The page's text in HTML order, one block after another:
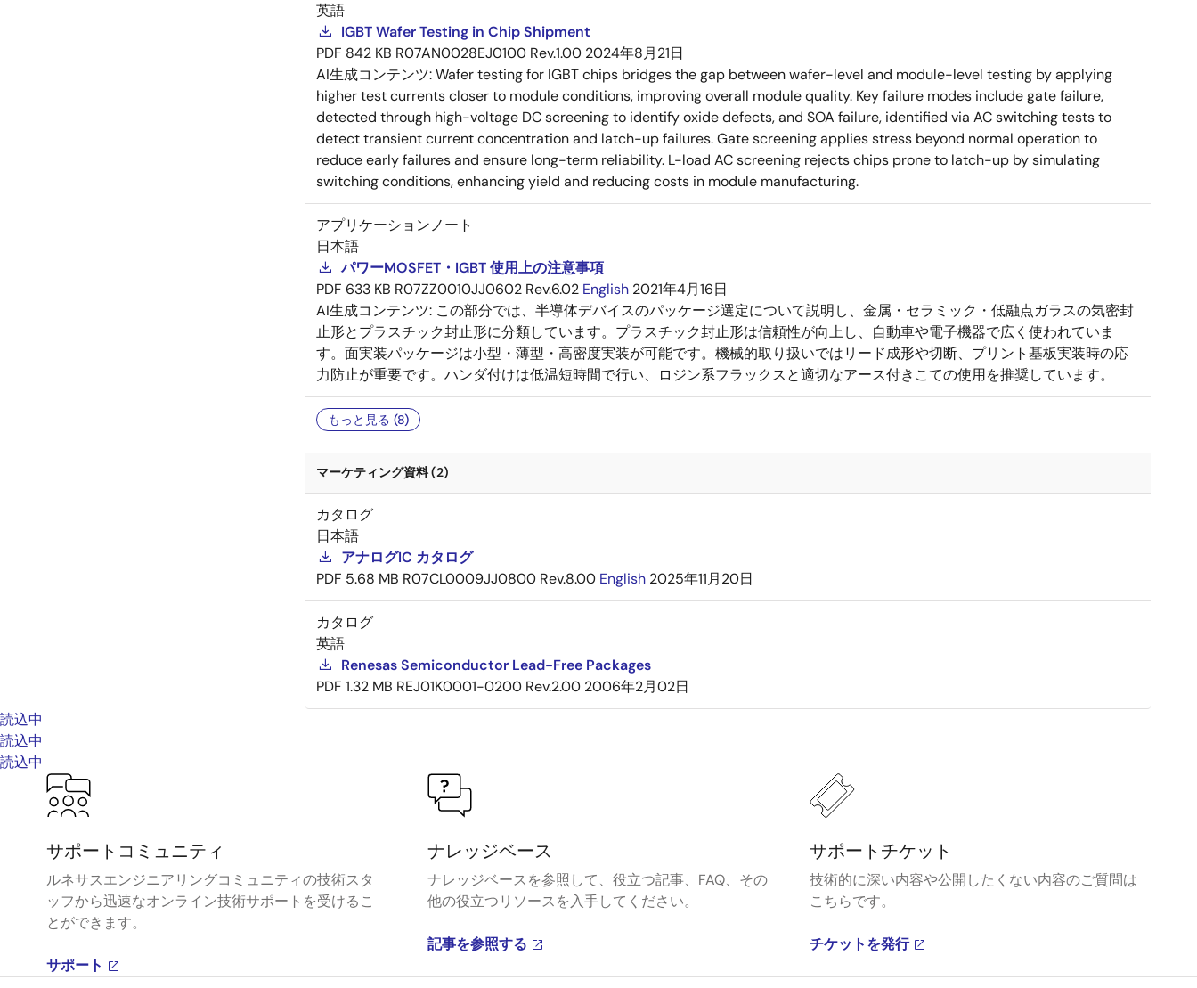
英語
IGBT Wafer Testing in Chip Shipment
PDF 842 KB R07AN0028EJ0100 Rev.1.00 2024年8月21日
AI生成コンテンツ:Wafer testing for IGBT chips bridges the gap between wafer-level and module-level testing by applying
higher test currents closer to module conditions, improving overall module quality. Key failure modes include gate failure,
detected through high-voltage DC screening to identify oxide defects, and SOA failure, identified via AC switching tests to
detect transient current concentration and latch-up failures. Gate screening applies stress beyond normal operation to
reduce early failures and ensure long-term reliability. L-load AC screening rejects chips prone to latch-up by simulating
switching conditions, enhancing yield and reducing costs in module manufacturing.
アプリケーションノート
日本語
パワーMOSFET・IGBT 使用上の注意事項
PDF 633 KB R07ZZ0010JJ0602 Rev.6.02 English 2021年4月16日
AI生成コンテンツ: この部分では、半導体デバイスのパッケージ選定について説明し、金属・セラミック・低融点ガラスの気密封
止形とプラスチック封止形に分類しています。プラスチック封止形は信頼性が向上し、自動車や電子機器で広く使われていま
す。面実装パッケージは小型・薄型・高密度実装が可能です。機械的取り扱いではリード成形や切断、プリント基板実装時の応
力防止が重要です。ハンダ付けは低温短時間で行い、ロジン系フラックスと適切なアース付きこての使用を推奨しています。
もっと見る (8)
マーケティング資料 (2)
カタログ
日本語
アナログIC カタログ
PDF 5.68 MB R07CL0009JJ0800 Rev.8.00 English 2025年11月20日
カタログ
英語
Renesas Semiconductor Lead-Free Packages
PDF 1.32 MB REJ01K0001-0200 Rev.2.00 2006年2月02日
読込中
読込中
読込中
サポートコミュニティ
ルネサスエンジニアリングコミュニティの技術スタ
ッフから迅速なオンライン技術サポートを受けるこ
とができます。
サポート
ナレッジベース
ナレッジベースを参照して、役立つ記事、FAQ、その
他の役立つリソースを入手してください。
記事を参照する
サポートチケット
技術的に深い内容や公開したくない内容のご質問は
こちらです。
チケットを発行